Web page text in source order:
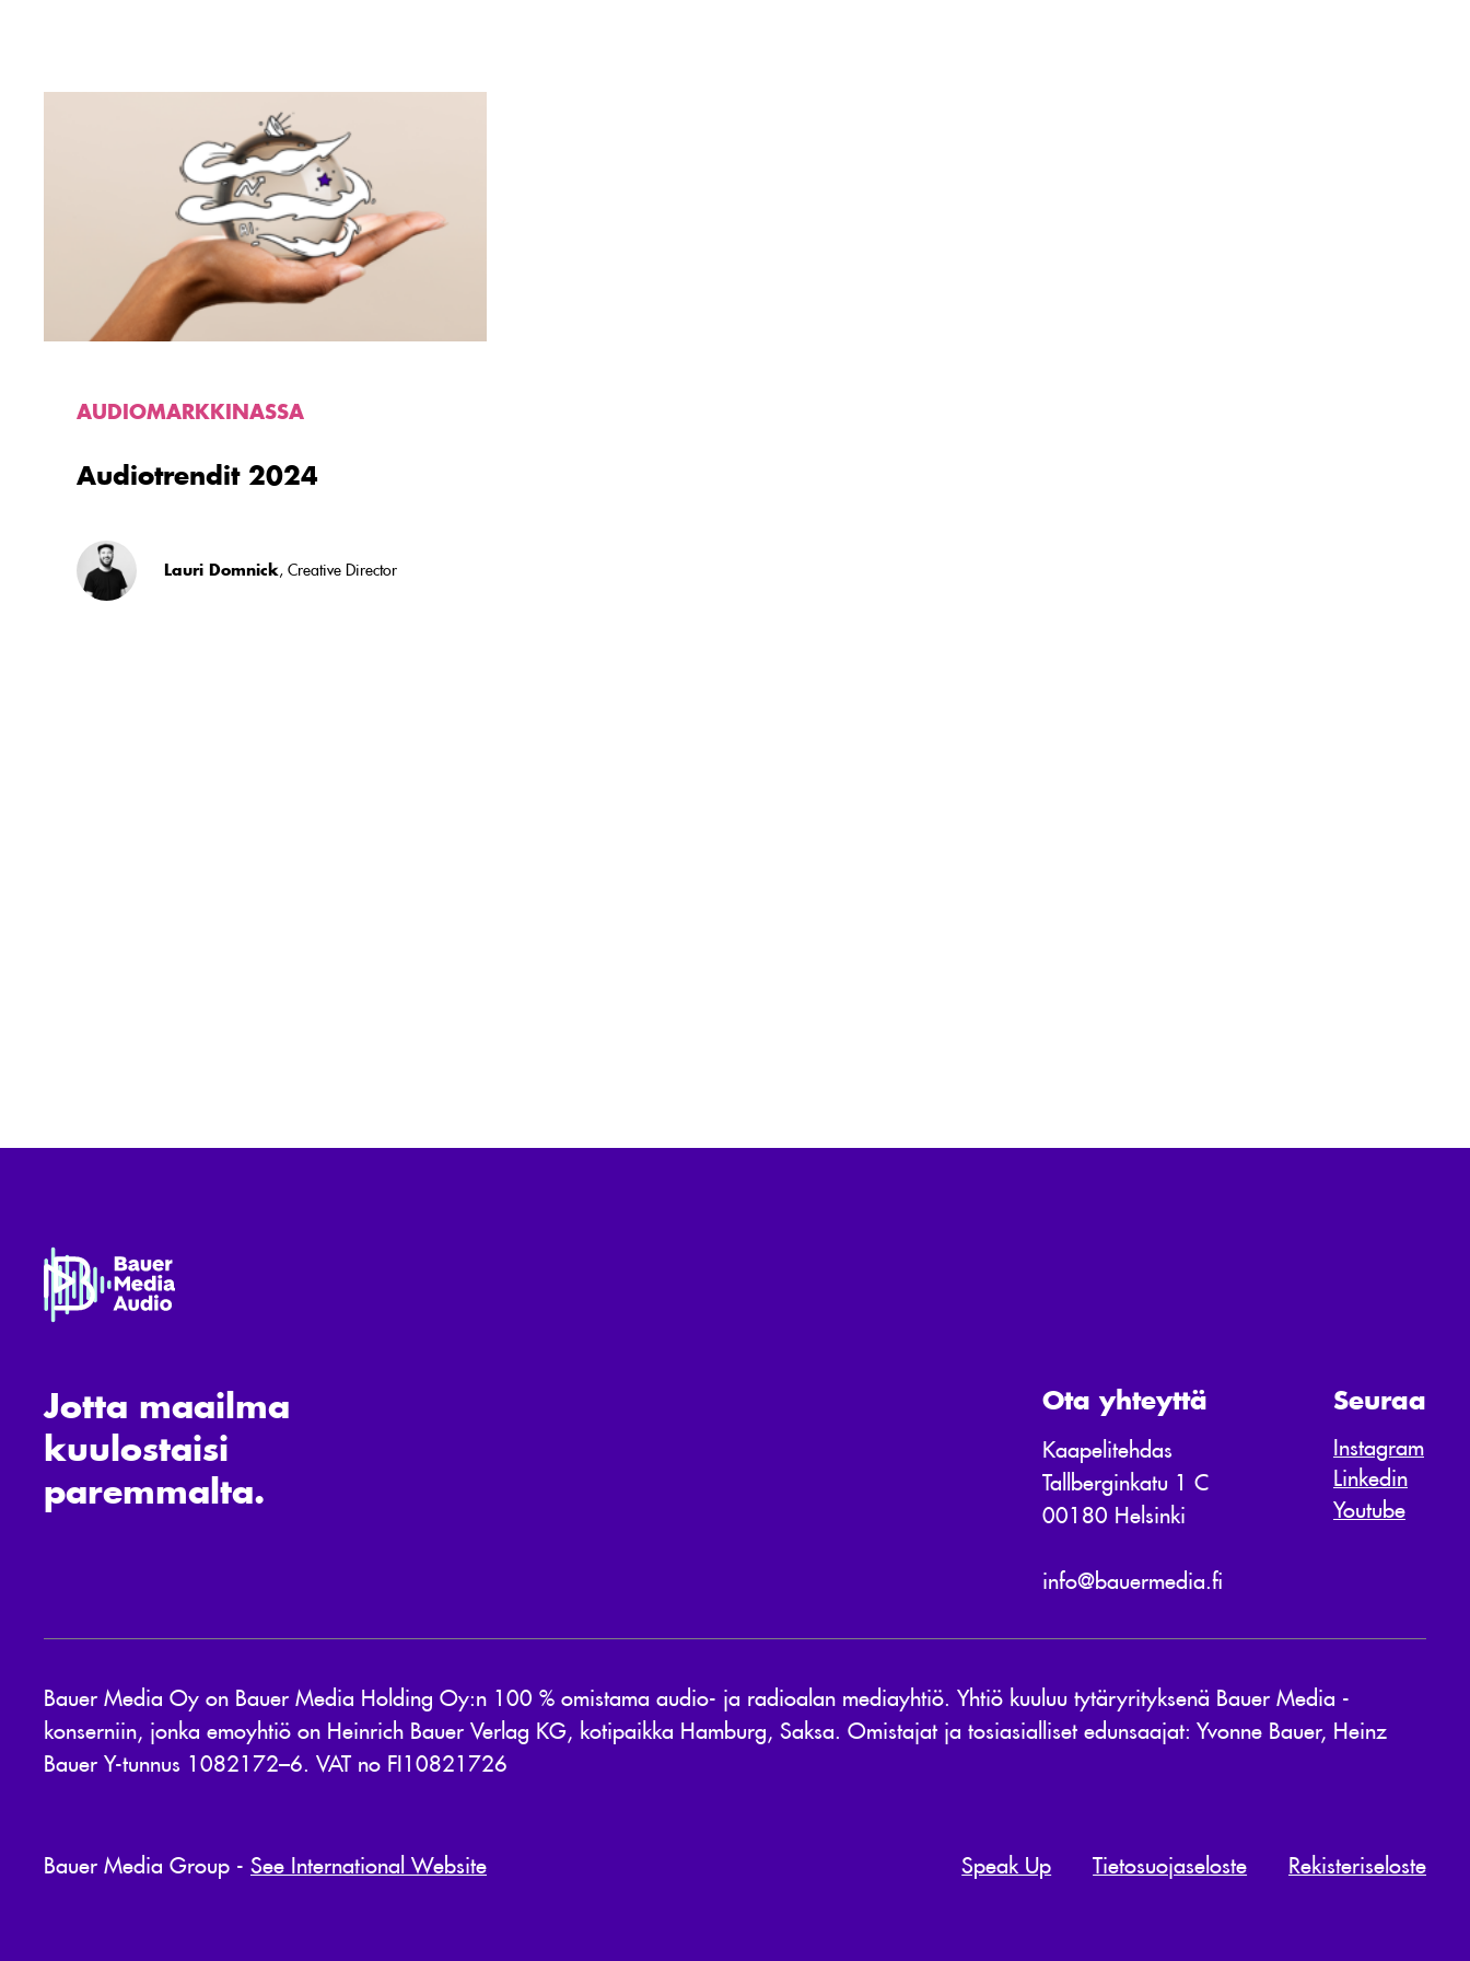
AUDIOMARKKINASSA
Audiotrendit 2024
Lauri Domnick, Creative Director
Jotta maailma
kuulostaisi
paremmalta.
Ota yhteyttä
Kaapelitehdas
Tallberginkatu 1 C
00180 Helsinki
info@bauermedia.fi
Seuraa
Instagram
Linkedin
Youtube
Bauer Media Oy on Bauer Media Holding Oy:n 100 % omistama audio- ja radioalan mediayhtiö. Yhtiö kuuluu tytäryrityksenä Bauer Media -
konserniin, jonka emoyhtiö on Heinrich Bauer Verlag KG, kotipaikka Hamburg, Saksa. Omistajat ja tosiasialliset edunsaajat: Yvonne Bauer, Heinz
Bauer Y-tunnus 1082172–6. VAT no FI10821726
Bauer Media Group - See International Website Speak Up Tietosuojaseloste Rekisteriseloste